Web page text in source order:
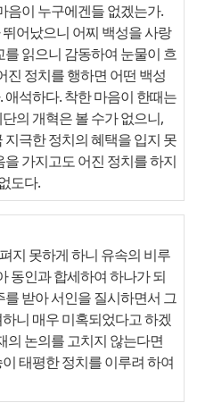
음이 누구에겐들 없겠는가.
어났으니 어찌 백성을 사랑
읽으니 감동하여 눈물이 흐
진 정치를 행하면 어떤 백성
석하다. 착한 마음이 한때는
의 개혁은 볼 수가 없으니,
극한 정치의 혜택을 입지 못
가지고도 어진 정치를 하지
도다.
지 못하게 하니 유속의 비루
동인과 합세하여 하나가 되
받아 서인을 질시하면서 그
니 매우 미혹되었다고 하겠
의 논의를 고치지 않는다면
태평한 정치를 이루려 하여